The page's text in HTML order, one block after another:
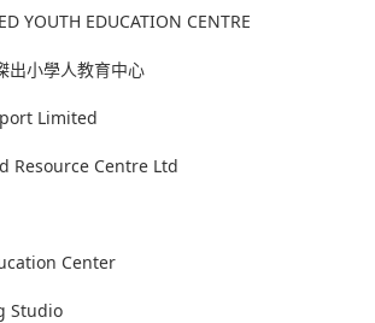
YOUTH EDUCATION CENTRE
出小學人教育中心
Limited
Resource Centre Ltd
Center
Studio